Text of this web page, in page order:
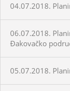
04.07.2018.
06.07.2018.
Đakovačko
05.07.2018.